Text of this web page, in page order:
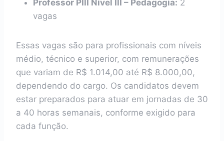
Professor PIII Nível III – Pedagogia: 2
vagas
Essas vagas são para profissionais com níveis
médio, técnico e superior, com remunerações
que variam de R$ 1.014,00 até R$ 8.000,00,
dependendo do cargo. Os candidatos devem
estar preparados para atuar em jornadas de 30
a 40 horas semanais, conforme exigido para
cada função.